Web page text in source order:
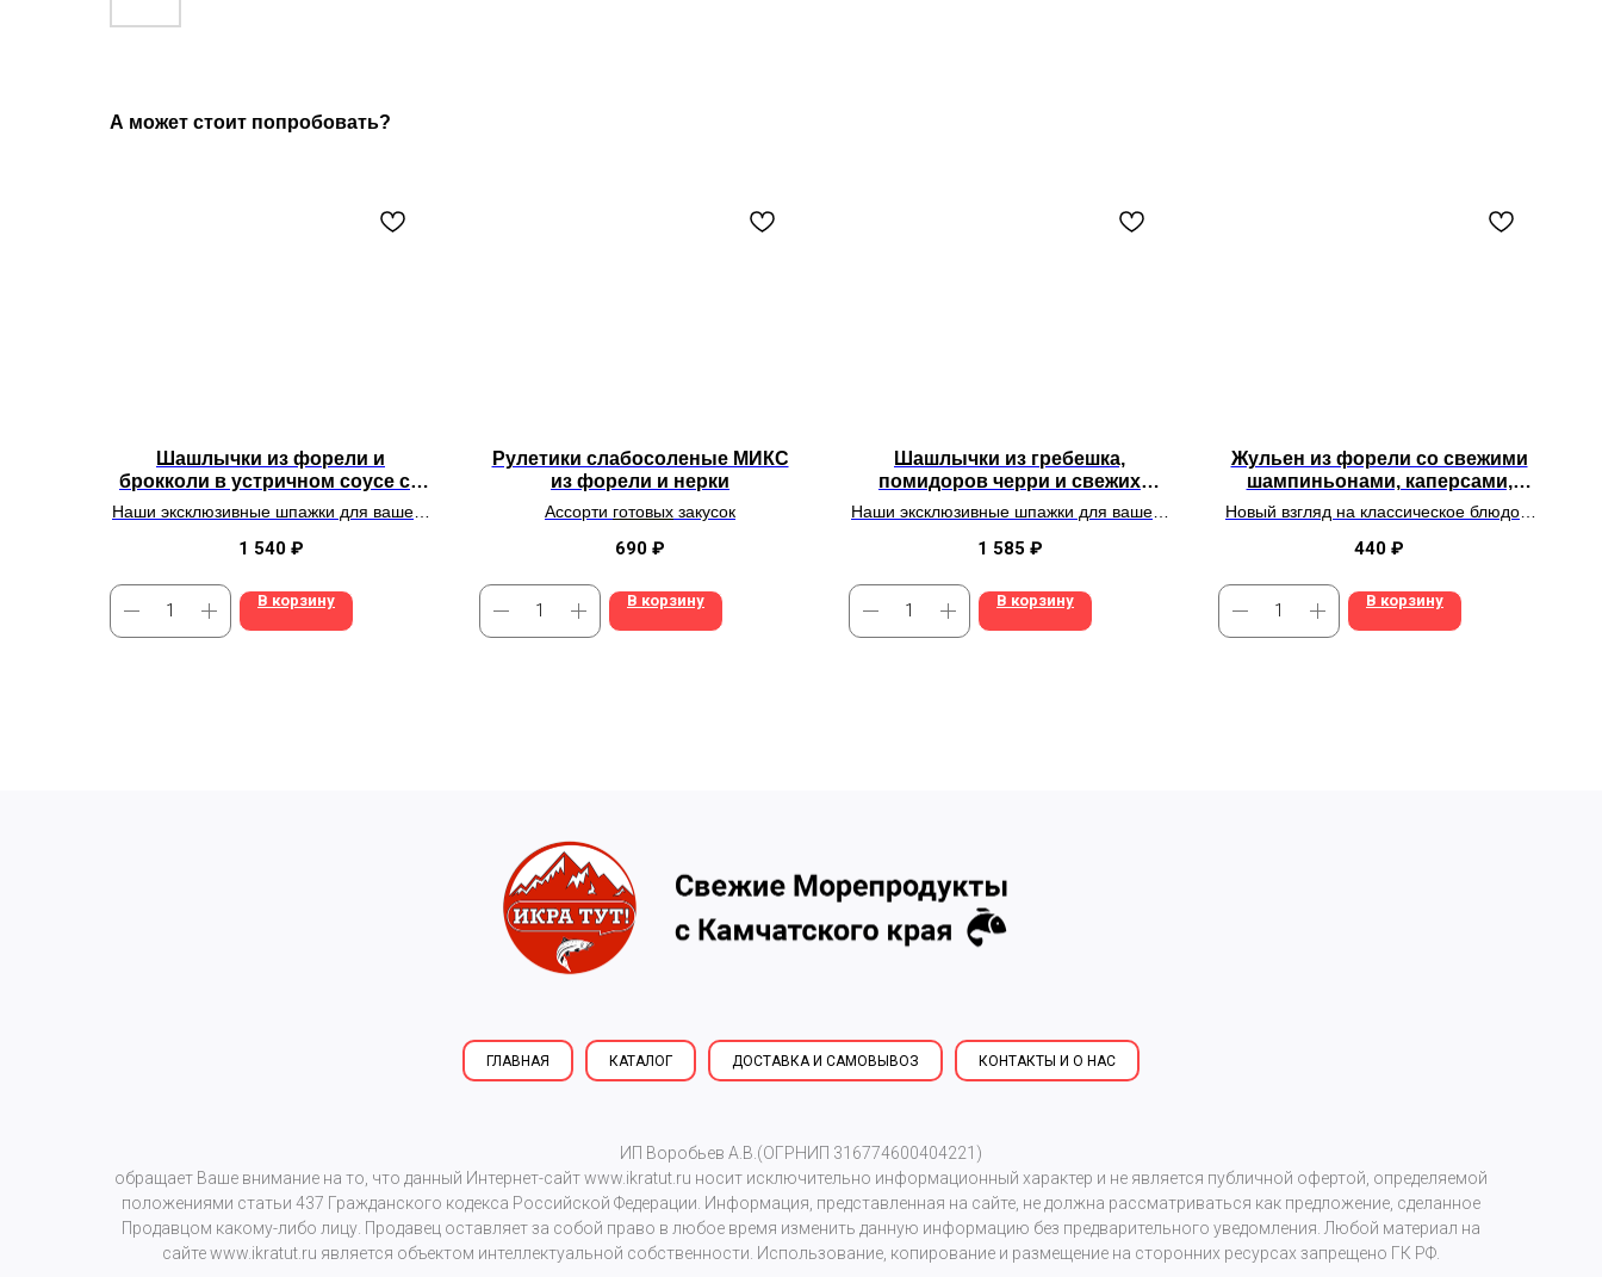
А может стоит попробовать?
Шашлычки из форели и
брокколи в устричном соусе со
Наши эксклюзивные шпажки для вашего
1 540 ₽
В корзину
Рулетики слабосоленые МИКС
из форели и нерки
Ассорти готовых закусок
690 ₽
В корзину
Шашлычки из гребешка,
помидоров черри и свежих
травами и цитрусом
Наши эксклюзивные шпажки для вашего
1 585 ₽
В корзину
Жульен из форели со свежими
шампиньонами, каперсами,
вяленными томатами, сыром
чеддер, моцареллой и сливками
Новый взгляд на классическое блюдо в
440 ₽
В корзину
ГЛАВНАЯ КАТАЛОГ ДОСТАВКА И САМОВЫВОЗ КОНТАКТЫ И О НАС
ИП Воробьев А.В.(ОГРНИП 316774600404221)
обращает Ваше внимание на то, что данный Интернет-сайтwww.ikratut.ru носит исключительно информационный характер и не является публичной офертой, определяемой
положениями статьи 437 Гражданского кодекса Российской Федерации. Информация, представленная на сайте, не должна рассматриваться как предложение, сделанное
Продавцом какому-либо лицу. Продавец оставляет за собой право в любое время изменить данную информацию без предварительного уведомления. Любой материал на
сайтеwww.ikratut.ru является объектом интеллектуальной собственности. Использование, копирование и размещение на сторонних ресурсах запрещено ГК РФ.